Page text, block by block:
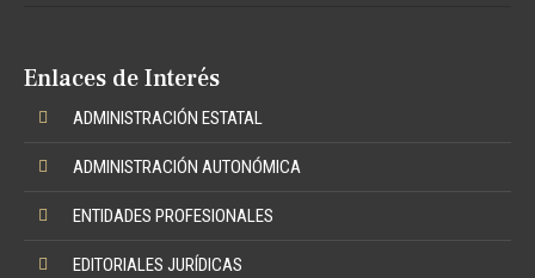
Enlaces de Interés
ADMINISTRACIÓN ESTATAL
ADMINISTRACIÓN AUTONÓMICA
ENTIDADES PROFESIONALES
EDITORIALES JURÍDICAS